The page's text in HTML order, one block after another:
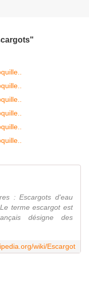
: Escargots d'eau
terme escargot est
désigne des
wiki/Escargot